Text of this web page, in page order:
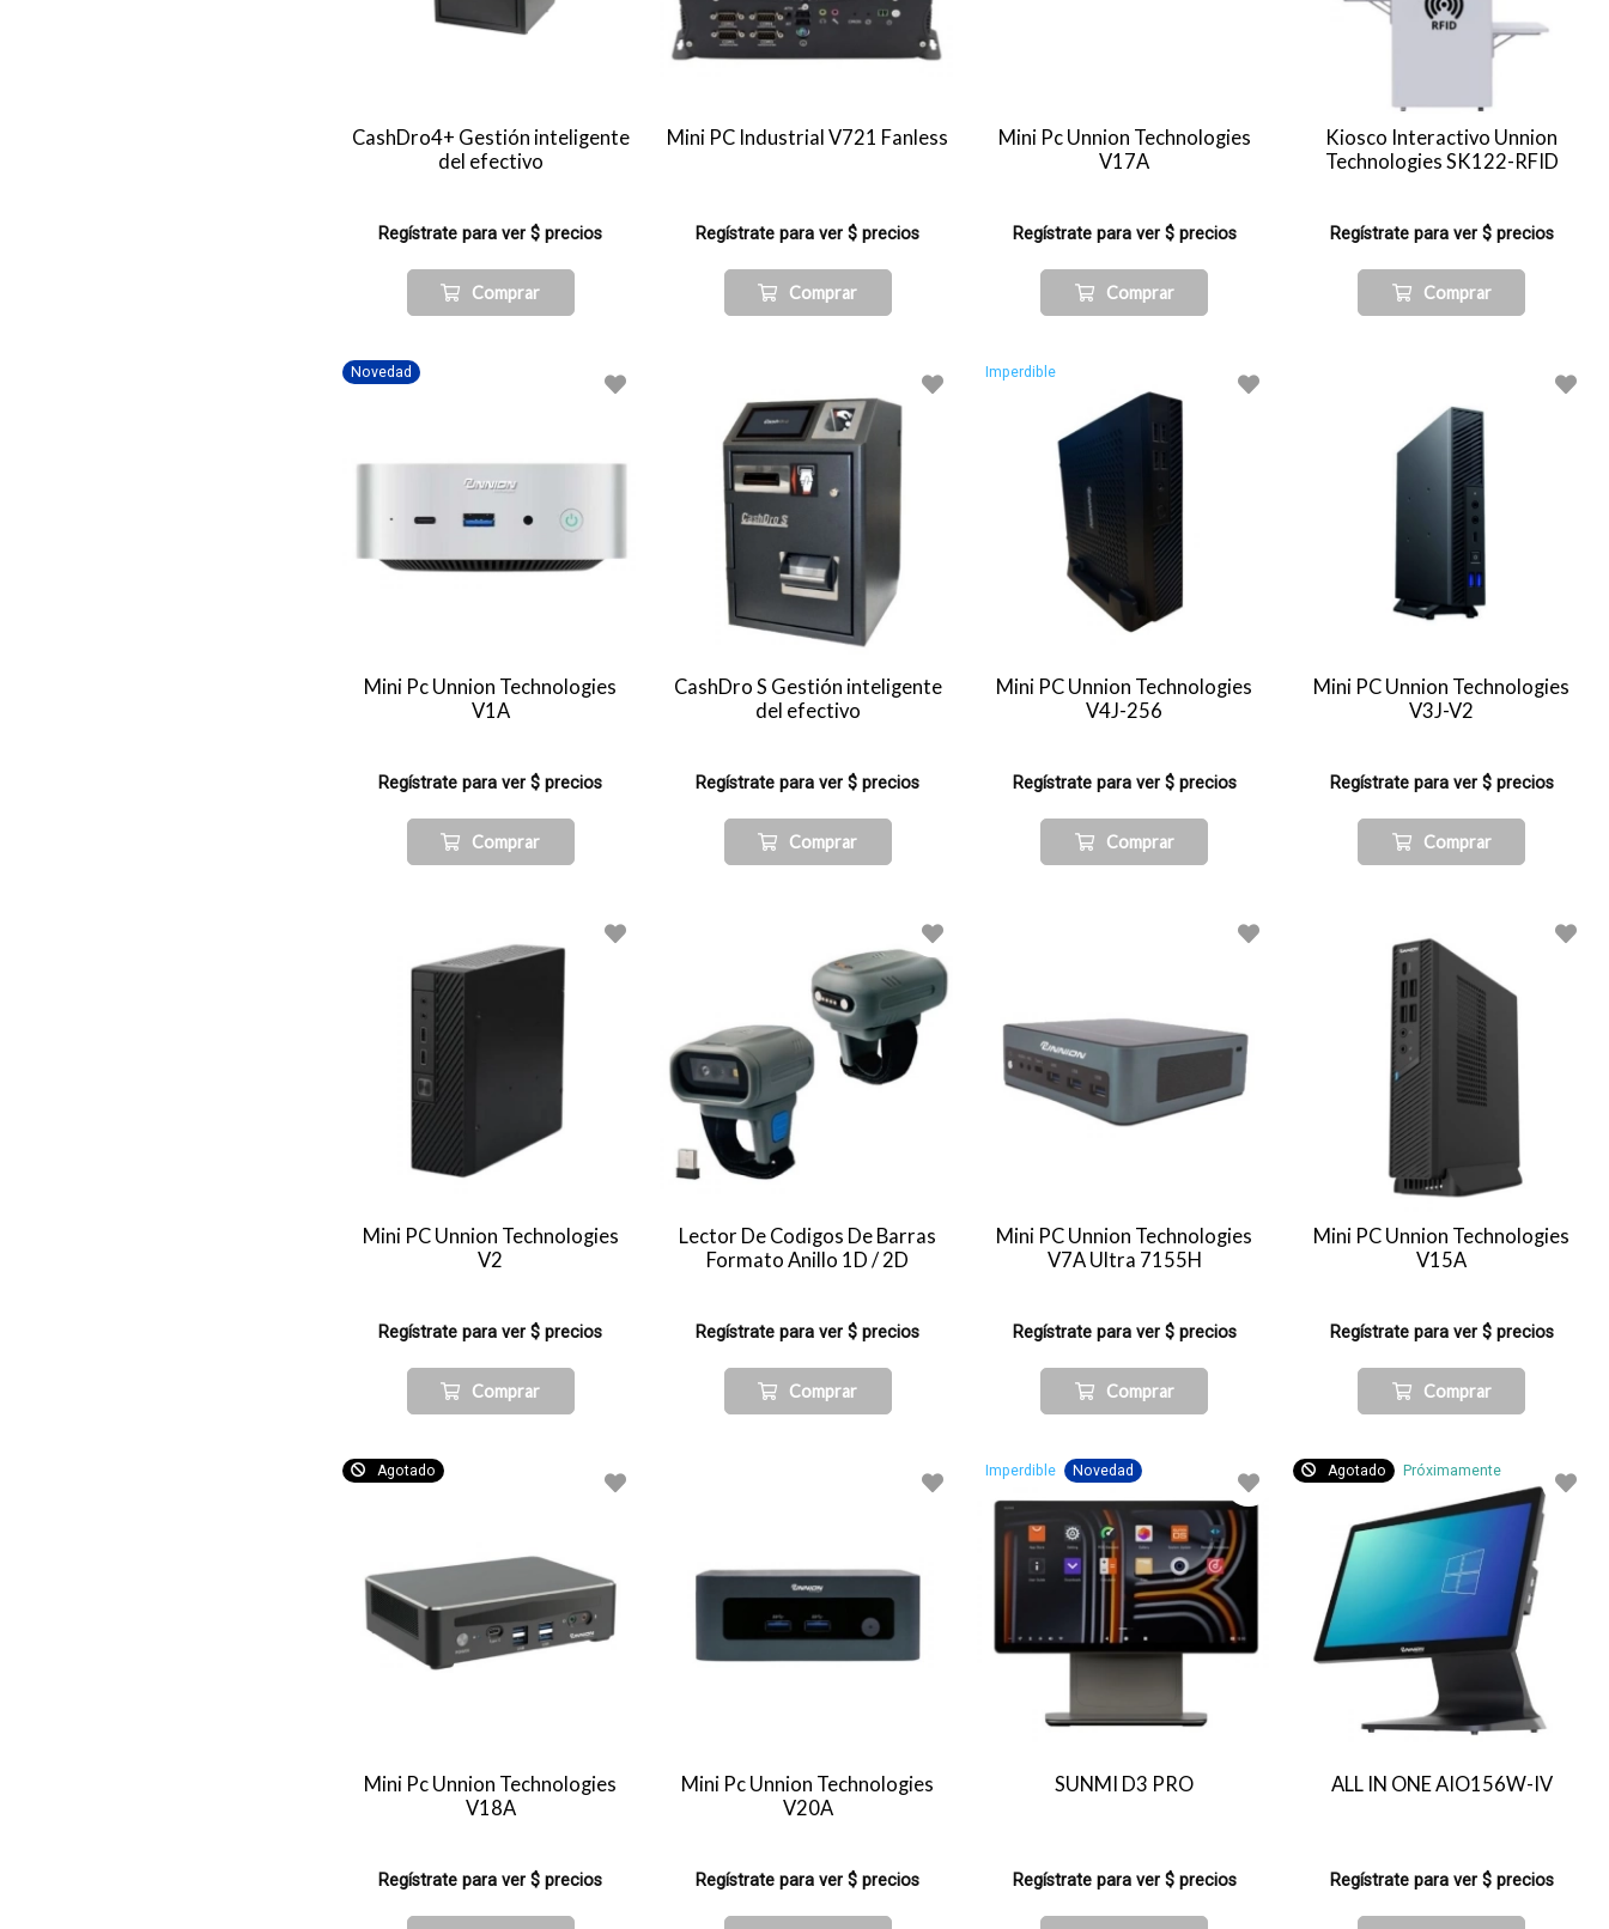
CashDro4+ Gestión inteligente
del efectivo
Regístrate para ver $ precios
Comprar
Mini PC Industrial V721 Fanless
Regístrate para ver $ precios
Comprar
Mini Pc Unnion Technologies
V17A
Regístrate para ver $ precios
Comprar
Kiosco Interactivo Unnion
Technologies SK122-RFID
Regístrate para ver $ precios
Comprar
Novedad
Mini Pc Unnion Technologies
V1A
Regístrate para ver $ precios
Comprar
CashDro S Gestión inteligente
del efectivo
Regístrate para ver $ precios
Comprar
Imperdible
Mini PC Unnion Technologies
V4J-256
Regístrate para ver $ precios
Comprar
Mini PC Unnion Technologies
V3J-V2
Regístrate para ver $ precios
Comprar
Mini PC Unnion Technologies
V2
Regístrate para ver $ precios
Comprar
Lector De Codigos De Barras
Formato Anillo 1D / 2D
Regístrate para ver $ precios
Comprar
Mini PC Unnion Technologies
V7A Ultra 7155H
Regístrate para ver $ precios
Comprar
Mini PC Unnion Technologies
V15A
Regístrate para ver $ precios
Comprar
Agotado
Mini Pc Unnion Technologies
V18A
Regístrate para ver $ precios
Mini Pc Unnion Technologies
V20A
Regístrate para ver $ precios
Imperdible Novedad
SUNMI D3 PRO
Regístrate para ver $ precios
Agotado Próximamente
ALL IN ONE AIO156W-IV
Regístrate para ver $ precios